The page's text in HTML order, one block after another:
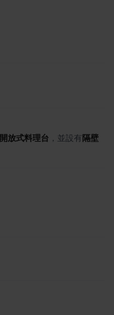
開放式料理台 ，並設有 隔壁